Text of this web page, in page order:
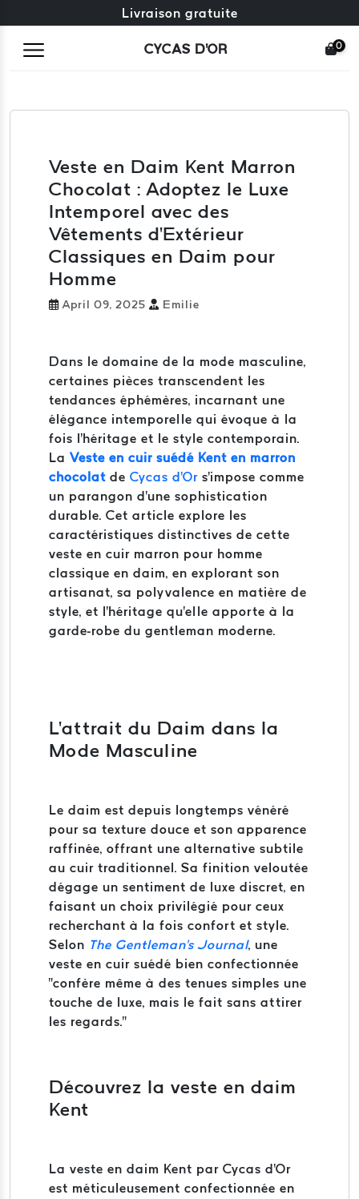
Échange gratuit + retours gratuits
Livraison gratuite
CYCAS D'OR 0
Veste en Daim Kent Marron
Chocolat : Adoptez le Luxe
Intemporel avec des
Vêtements d'Extérieur
Classiques en Daim pour
Homme
April 09, 2025 Emilie
Dans le domaine de la mode masculine,
certaines pièces transcendent les
tendances éphémères, incarnant une
élégance intemporelle qui évoque à la
fois l'héritage et le style contemporain.
La Veste en cuir suédé Kent en marron
chocolat de Cycas d'Or s'impose comme
un parangon d'une sophistication
durable. Cet article explore les
caractéristiques distinctives de cette
veste en cuir marron pour homme
classique en daim, en explorant son
artisanat, sa polyvalence en matière de
style, et l'héritage qu'elle apporte à la
garde-robe du gentleman moderne.
L'attrait du Daim dans la
Mode Masculine
Le daim est depuis longtemps vénéré
pour sa texture douce et son apparence
raffinée, offrant une alternative subtile
au cuir traditionnel. Sa finition veloutée
dégage un sentiment de luxe discret, en
faisant un choix privilégié pour ceux
recherchant à la fois confort et style.
Selon The Gentleman's Journal, une
veste en cuir suédé bien confectionnée
"confère même à des tenues simples une
touche de luxe, mais le fait sans attirer
les regards."
Découvrez la veste en daim
Kent
La veste en daim Kent par Cycas d'Or
est méticuleusement confectionnée en